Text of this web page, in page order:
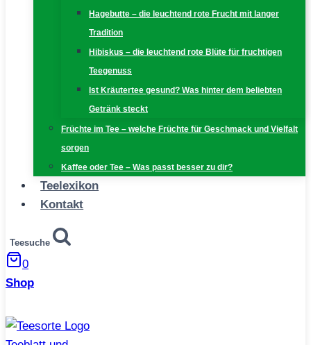
Hagebutte – die leuchtend rote Frucht mit langer
Tradition
Hibiskus – die leuchtend rote Blüte für fruchtigen
Teegenuss
Ist Kräutertee gesund? Was hinter dem beliebten
Getränk steckt
Früchte im Tee – welche Früchte für Geschmack und Vielfalt
sorgen
Kaffee oder Tee – Was passt besser zu dir?
Teelexikon
Kontakt
Teesuche
0
Shop